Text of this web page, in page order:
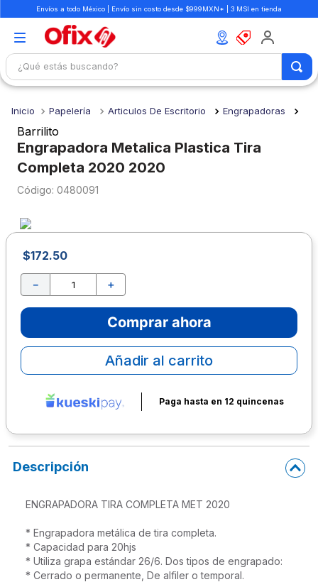
Envíos a todo México | Envío sin costo desde $999MXN* | 3 MSI en tienda
¿Qué estás buscando?
Papelería Articulos De Escritorio Engrapadoras
Barrilito
Engrapadora Metalica Plastica Tira
Completa 2020 2020
: 0480091
$172.50
＋
－
Comprar ahora
Añadir al carrito
Paga hasta en 12 quincenas
Descripción
ENGRAPADORA TIRA COMPLETA MET 2020
* Engrapadora metálica de tira completa.
* Capacidad para 20hjs
* Utiliza grapa estándar 26/6. Dos tipos de engrapado:
* Cerrado o permanente, De alfiler o temporal.
1.
mochilas
2
3.
cuaderno
4.
cuadernos
5.
.
sacapuntas
9
10. escritorio